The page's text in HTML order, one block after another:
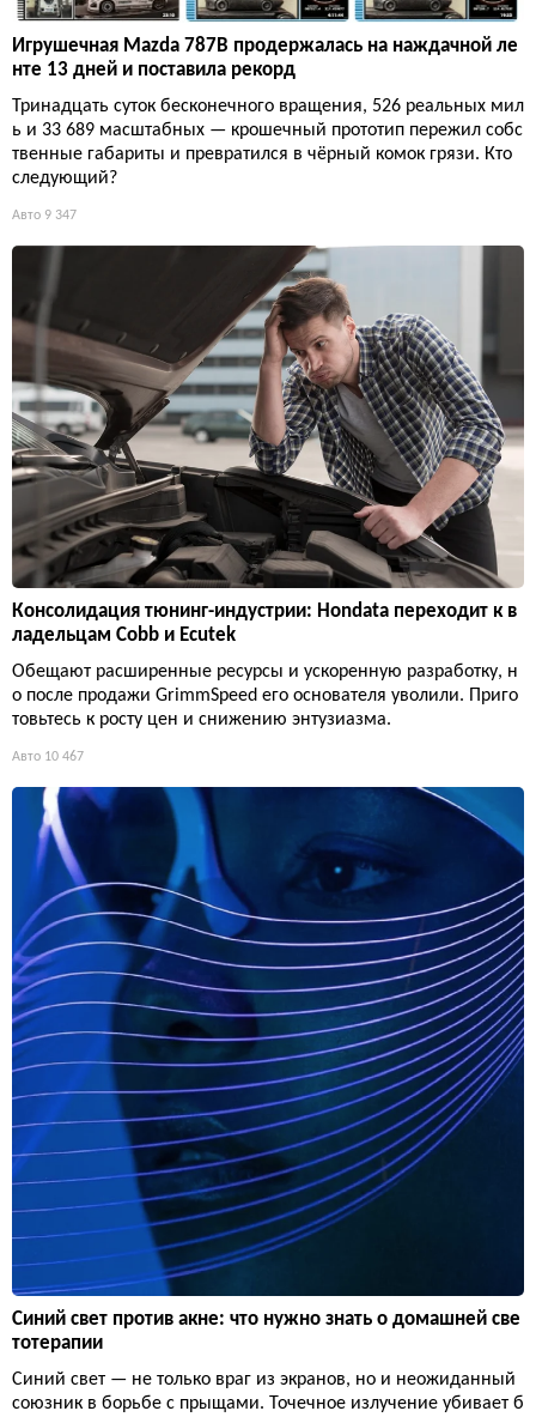
Игрушечная Mazda 787B продержалась на наждачной ле
нте 13 дней и поставила рекорд
Тринадцать суток бесконечного вращения, 526 реальных мил
ь и 33 689 масштабных — крошечный прототип пережил собс
твенные габариты и превратился в чёрный комок грязи. Кто
следующий?
Авто 9 347
Консолидация тюнинг-индустрии: Hondata переходит к в
ладельцам Cobb и Ecutek
Обещают расширенные ресурсы и ускоренную разработку, н
о после продажи GrimmSpeed его основателя уволили. Приго
товьтесь к росту цен и снижению энтузиазма.
Авто 10 467
Синий свет против акне: что нужно знать о домашней све
тотерапии
Синий свет — не только враг из экранов, но и неожиданный
союзник в борьбе с прыщами. Точечное излучение убивает б